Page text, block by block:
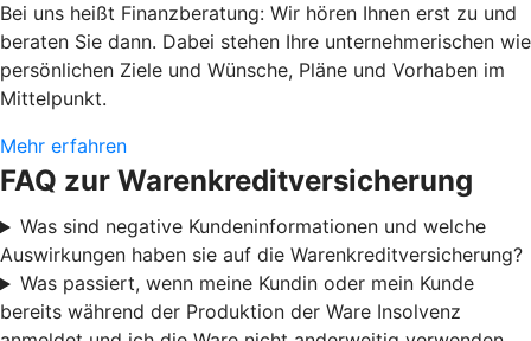
Bei uns heißt Finanzberatung: Wir hören Ihnen erst zu und
beraten Sie dann. Dabei stehen Ihre unternehmerischen wie
persönlichen Ziele und Wünsche, Pläne und Vorhaben im
Mittelpunkt.
Mehr erfahren
FAQ zur Warenkreditversicherung
Was sind negative Kundeninformationen und welche
Auswirkungen haben sie auf die Warenkreditversicherung?
Was passiert, wenn meine Kundin oder mein Kunde
bereits während der Produktion der Ware Insolvenz